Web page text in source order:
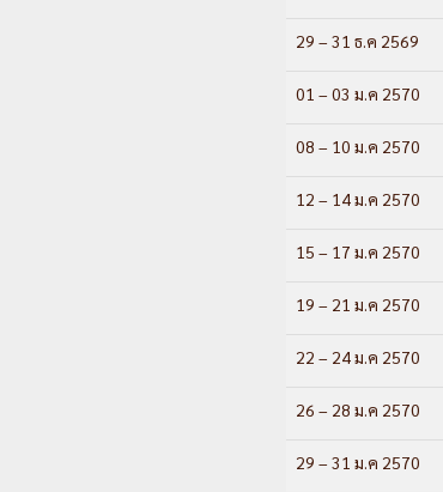
29 – 31 ธ.ค 2569
01 – 03 ม.ค 2570
08 – 10 ม.ค 2570
12 – 14 ม.ค 2570
15 – 17 ม.ค 2570
19 – 21 ม.ค 2570
22 – 24 ม.ค 2570
26 – 28 ม.ค 2570
29 – 31 ม.ค 2570